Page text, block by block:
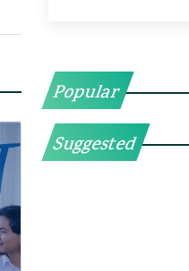
Popular
Suggested